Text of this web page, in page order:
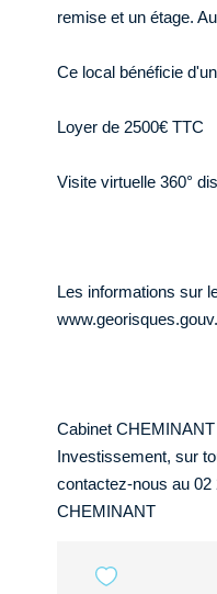
remise et un étage.
Ce local bénéficie
Loyer de 2500€ TTC
Visite virtuelle 360°
Les informations sur
Cabinet
Investissement, sur
contactez-nous au 02
CHEMINANT